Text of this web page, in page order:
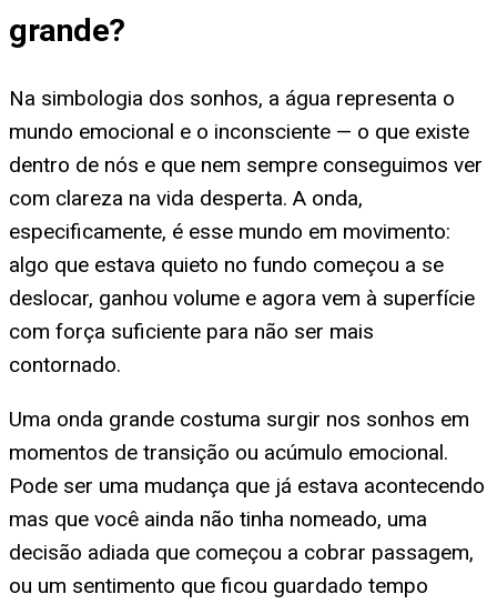
grande?
Na simbologia dos sonhos, a água representa o
mundo emocional e o inconsciente — o que existe
dentro de nós e que nem sempre conseguimos ver
com clareza na vida desperta. A onda,
especificamente, é esse mundo em movimento:
algo que estava quieto no fundo começou a se
deslocar, ganhou volume e agora vem à superfície
com força suficiente para não ser mais
contornado.
Uma onda grande costuma surgir nos sonhos em
momentos de transição ou acúmulo emocional.
Pode ser uma mudança que já estava acontecendo
mas que você ainda não tinha nomeado, uma
decisão adiada que começou a cobrar passagem,
ou um sentimento que ficou guardado tempo